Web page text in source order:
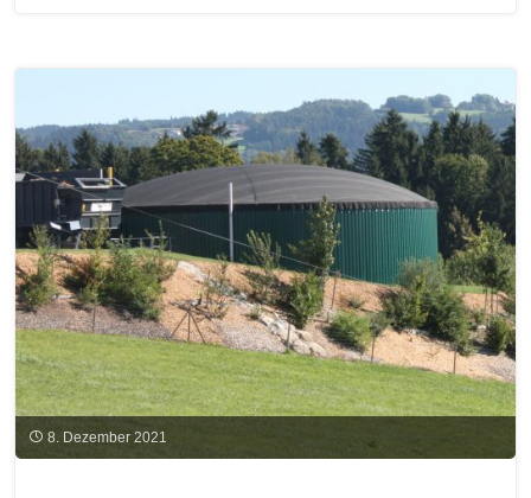
GAP"
8. Dezember 2021